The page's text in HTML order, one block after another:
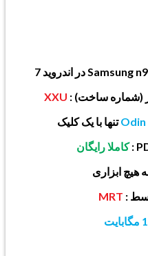
(شماره ساخت) : XXU
تنها با یک کلیک
کاملا رایگان
هیچ ابزاری
:
MRT